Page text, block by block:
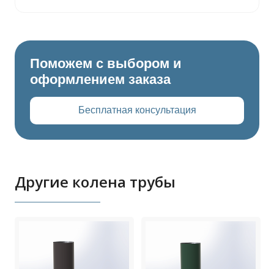
Поможем с выбором и
оформлением заказа
Бесплатная консультация
Другие колена трубы